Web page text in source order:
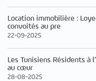
Location immobilière :
convoités au pre
22-09-2025
Les Tunisiens Résidents à
au cœur
28-08-2025